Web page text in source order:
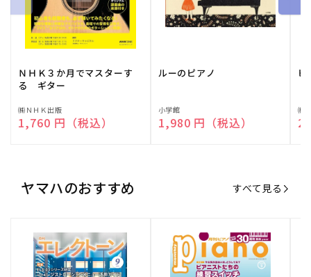
ＮＨＫ３か月でマスターす
る ギター
販
売
㈱ＮＨＫ出版
通常価格
1,760 円（税込）
ルーのピアノ
販
売
小学館
通常価格
1,980 円（税込）
ピ
販
売
㈱
ヤマハのおすすめ すべて見る